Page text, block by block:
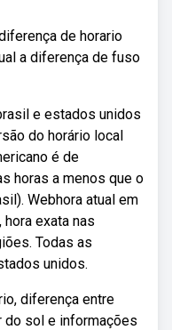
de horario
a diferença de fuso
e estados unidos
do horário local
é de
horas a menos que o
Webhora atual em
exata nas
Todas as
unidos.
diferença entre
do sol e informações